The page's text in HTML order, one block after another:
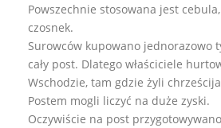
Powszechnie stosowana jest
czosnek.
Surowców kupowano jednorazowo
cały post. Dlatego właściciele
Wschodzie, tam gdzie żyli
Postem mogli liczyć na duże zyski.
Oczywiście na post